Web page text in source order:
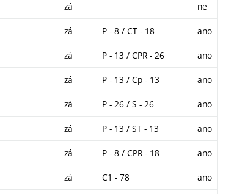
zá ne
zá P - 8 / CT - 18 ano
zá P - 13 / CPR - 26 ano
zá P - 13 / Cp - 13 ano
zá P - 26 / S - 26 ano
zá P - 13 / ST - 13 ano
zá P - 8 / CPR - 18 ano
zá C1 - 78 ano